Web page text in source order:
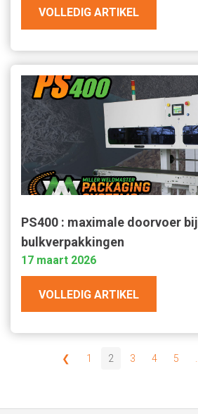
VOLLEDIG ARTIKEL
PS400 : maximale doorvoer bij
bulkverpakkingen
17 maart 2026
VOLLEDIG ARTIKEL
❮ 1 2 3 4 5